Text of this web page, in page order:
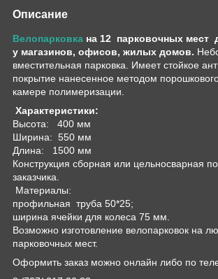
Описание
Велопарковка на 12 парковочных мест
у магазинов, офисов, жилых домов.
вместительная парковка. Имеет стойкое
покрытие нанесенное методом
камере полимеризации.
Характеристики:
Высота: 400 мм
Ширина: 550 мм
Длина: 1500 мм
Конструкция сборная или цельносварная
заказчика.
Материалы:
профильная труба 50*25;
ширина ячейки для колеса 75 мм.
Возможно изготовление велопарковок на
парковочных мест.
Оформить заказ можно онлайн либо по